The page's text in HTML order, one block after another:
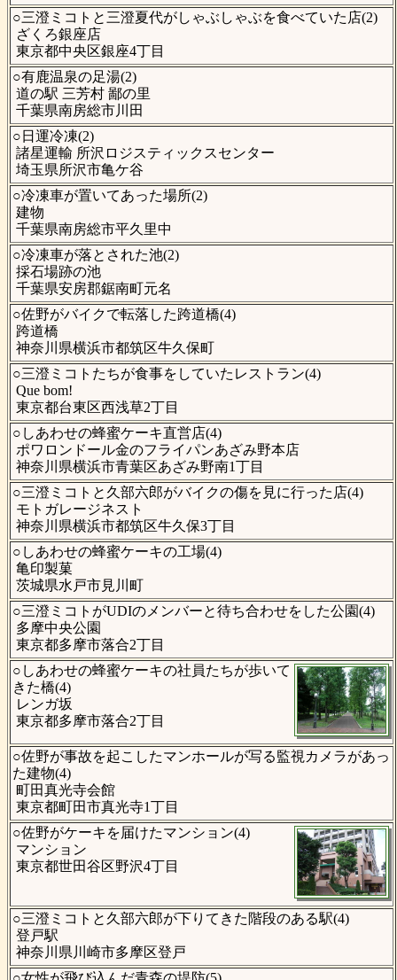
○三澄ミコトと三澄夏代がしゃぶしゃぶを食べていた店(2)
ざくろ銀座店
東京都中央区銀座4丁目
○有鹿温泉の足湯(2)
道の駅 三芳村 鄙の里
千葉県南房総市川田
○日運冷凍(2)
諸星運輸 所沢ロジスティックスセンター
埼玉県所沢市亀ケ谷
○冷凍車が置いてあった場所(2)
建物
千葉県南房総市平久里中
○冷凍車が落とされた池(2)
採石場跡の池
千葉県安房郡鋸南町元名
○佐野がバイクで転落した跨道橋(4)
跨道橋
神奈川県横浜市都筑区牛久保町
○三澄ミコトたちが食事をしていたレストラン(4)
Que bom!
東京都台東区西浅草2丁目
○しあわせの蜂蜜ケーキ直営店(4)
ポワロンドール金のフライパンあざみ野本店
神奈川県横浜市青葉区あざみ野南1丁目
○三澄ミコトと久部六郎がバイクの傷を見に行った店(4)
モトガレージネスト
神奈川県横浜市都筑区牛久保3丁目
○しあわせの蜂蜜ケーキの工場(4)
亀印製菓
茨城県水戸市見川町
○三澄ミコトがUDIのメンバーと待ち合わせをした公園(4)
多摩中央公園
東京都多摩市落合2丁目
○しあわせの蜂蜜ケーキの社員たちが歩いて
きた橋(4)
レンガ坂
東京都多摩市落合2丁目
○佐野が事故を起こしたマンホールが写る監視カメラがあっ
た建物(4)
町田真光寺会館
東京都町田市真光寺1丁目
○佐野がケーキを届けたマンション(4)
マンション
東京都世田谷区野沢4丁目
○三澄ミコトと久部六郎が下りてきた階段のある駅(4)
登戸駅
神奈川県川崎市多摩区登戸